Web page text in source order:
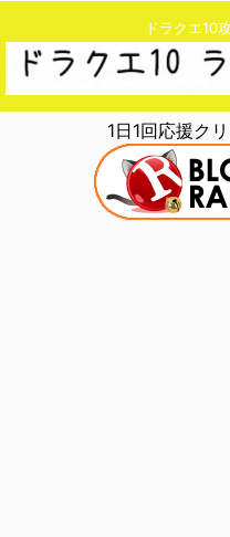
ドラクエ10
1日1回応援ク